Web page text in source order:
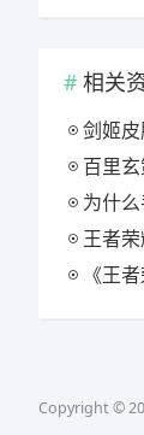
相关
剑姬
百里玄策的
为什么手
王者荣耀跨
《王者荣耀
Copyright ©